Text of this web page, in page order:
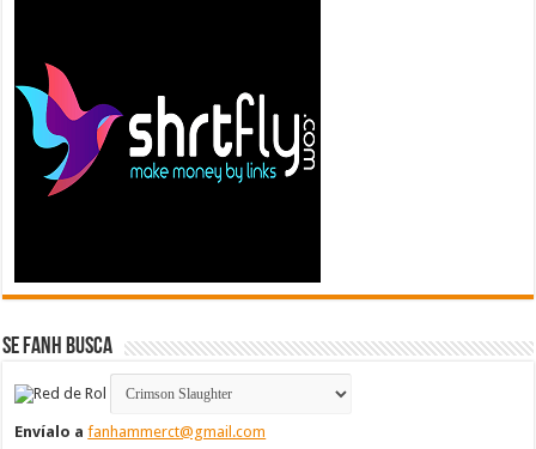
Se FanH Busca
Envíalo afanhammerct@gmail.com